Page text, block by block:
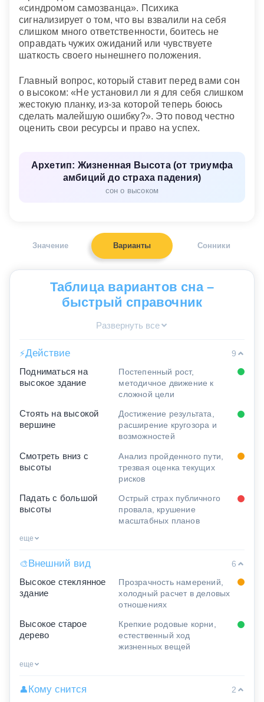
«синдромом самозванца». Психика
сигнализирует о том, что вы взвалили на себя
слишком много ответственности, боитесь не
оправдать чужих ожиданий или чувствуете
шаткость своего нынешнего положения.
Главный вопрос, который ставит перед вами сон
о высоком: «Не установил ли я для себя слишком
жестокую планку, из-за которой теперь боюсь
сделать малейшую ошибку?». Это повод честно
оценить свои ресурсы и право на успех.
Архетип: Жизненная Высота (от триумфа
амбиций до страха падения)
сон о высоком
Значение Варианты Сонники
Таблица вариантов сна –
быстрый справочник
Развернуть все
⚡Действие
9
Подниматься на
высокое здание
Постепенный рост,
методичное движение к
сложной цели
Стоять на высокой
вершине
Достижение результата,
расширение кругозора и
возможностей
Смотреть вниз с
высоты
Анализ пройденного пути,
трезвая оценка текущих
рисков
Падать с большой
высоты
Острый страх публичного
провала, крушение
масштабных планов
еще
🎨Внешний вид
6
Высокое стеклянное
здание
Прозрачность намерений,
холодный расчет в деловых
отношениях
Высокое старое
дерево
Крепкие родовые корни,
естественный ход
жизненных вещей
еще
👤Кому снится
2